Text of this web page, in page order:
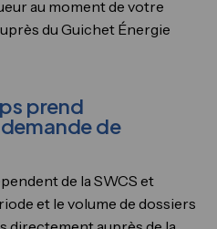
au moment de votre
du Guichet Énergie
prend
de
de la SWCS et
et le volume de dossiers